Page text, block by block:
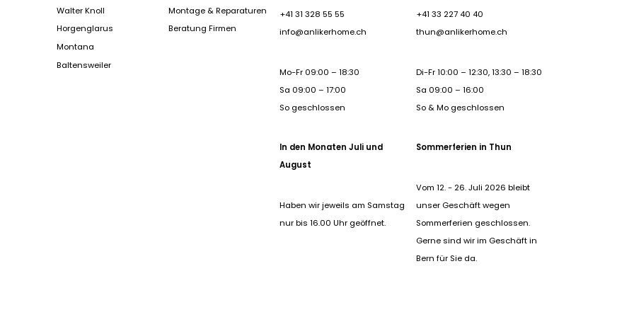
Walter Knoll
Horgenglarus
Montana
Baltensweiler
Montage & Reparaturen
Beratung Firmen
+41 31 328 55 55
info@anlikerhome.ch
Mo-Fr 09:00 – 18:30
Sa 09:00 – 17:00
So geschlossen
In den Monaten Juli und
August
Haben wir jeweils am Samstag
nur bis 16.00 Uhr geöffnet.
+41 33 227 40 40
thun@anlikerhome.ch
Di-Fr 10:00 – 12:30, 13:30 – 18:30
Sa 09:00 – 16:00
So & Mo geschlossen
Sommerferien in Thun
Vom 12. - 26. Juli 2026 bleibt
unser Geschäft wegen
Sommerferien geschlossen.
Gerne sind wir im Geschäft in
Bern für Sie da.